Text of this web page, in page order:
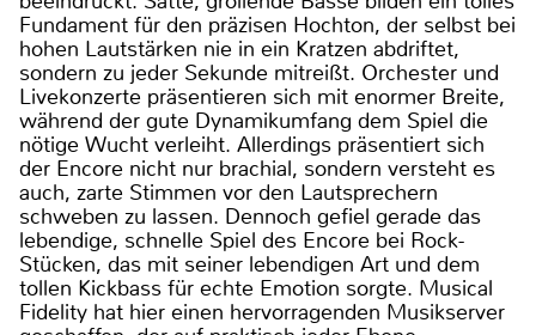
Fundament für den präzisen Hochton, der selbst bei
hohen Lautstärken nie in ein Kratzen abdriftet,
sondern zu jeder Sekunde mitreißt. Orchester und
Livekonzerte präsentieren sich mit enormer Breite,
während der gute Dynamikumfang dem Spiel die
nötige Wucht verleiht. Allerdings präsentiert sich
der Encore nicht nur brachial, sondern versteht es
auch, zarte Stimmen vor den Lautsprechern
schweben zu lassen. Dennoch gefiel gerade das
lebendige, schnelle Spiel des Encore bei Rock-
Stücken, das mit seiner lebendigen Art und dem
tollen Kickbass für echte Emotion sorgte. Musical
Fidelity hat hier einen hervorragenden Musikserver